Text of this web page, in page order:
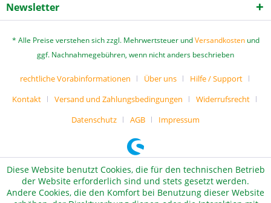
Newsletter
* Alle Preise verstehen sich zzgl. Mehrwertsteuer undVersandkostenund
ggf. Nachnahmegebühren, wenn nicht anders beschrieben
rechtliche Vorabinformationen Über uns
Hilfe / Support
Kontakt
Versand und Zahlungsbedingungen
Widerrufsrecht
Datenschutz
AGB Impressum
Diese Website benutzt Cookies, die für den technischen Betrieb
der Website erforderlich sind und stets gesetzt werden.
Andere Cookies, die den Komfort bei Benutzung dieser Website